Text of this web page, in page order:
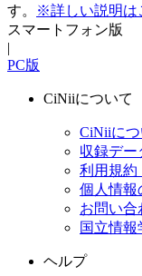
す。
※詳しい説明は
スマートフォン版
|
PC版
CiNiiについて
CiNiiにつ
収録デー
利用規約
個人情報
お問い合
国立情
ヘルプ